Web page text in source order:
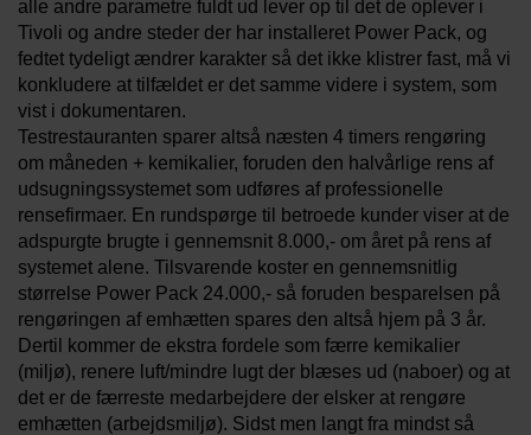
alle andre parametre fuldt ud lever op til det de oplever i
Tivoli og andre steder der har installeret Power Pack, og
fedtet tydeligt ændrer karakter så det ikke klistrer fast, må vi
konkludere at tilfældet er det samme videre i system, som
vist i dokumentaren.
Testrestauranten sparer altså næsten 4 timers rengøring
om måneden + kemikalier, foruden den halvårlige rens af
udsugningssystemet som udføres af professionelle
rensefirmaer. En rundspørge til betroede kunder viser at de
adspurgte brugte i gennemsnit 8.000,- om året på rens af
systemet alene. Tilsvarende koster en gennemsnitlig
størrelse Power Pack 24.000,- så foruden besparelsen på
rengøringen af emhætten spares den altså hjem på 3 år.
Dertil kommer de ekstra fordele som færre kemikalier
(miljø), renere luft/mindre lugt der blæses ud (naboer) og at
det er de færreste medarbejdere der elsker at rengøre
emhætten (arbejdsmiljø). Sidst men langt fra mindst så